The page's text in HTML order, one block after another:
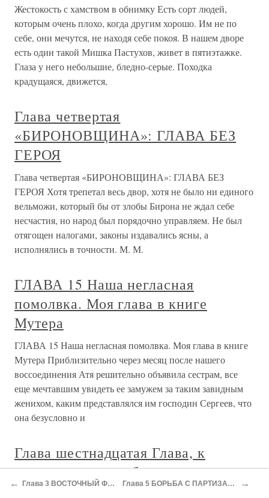
Жестокость с хамством в обнимку Есть сорт людей,
которым очень плохо, когда другим хорошо. Им не по
себе, они мечутся, не находя себе покоя. В нашем дворе
есть один такой Мишка Пастухов, живет в пятиэтажке.
Глаза у него небольшие, бледно-серые. Походка
крадущаяся, движется,
Глава четвертая
«БИРОНОВЩИНА»: ГЛАВА БЕЗ
ГЕРОЯ
Глава четвертая «БИРОНОВЩИНА»: ГЛАВА БЕЗ
ГЕРОЯ Хотя трепетал весь двор, хотя не было ни единого
вельможи, который бы от злобы Бирона не ждал себе
несчастия, но народ был порядочно управляем. Не был
отягощен налогами, законы издавались ясны, а
исполнялись в точности. М. М.
ГЛАВА 15 Наша негласная
помолвка. Моя глава в книге
Мутера
ГЛАВА 15 Наша негласная помолвка. Моя глава в книге
Мутера Приблизительно через месяц после нашего
воссоединения Атя решительно объявила сестрам, все
еще мечтавшим увидеть ее замужем за таким завидным
женихом, каким представлялся им господин Сергеев, что
она безусловно и
Глава шестнадцатая Глава, к
предыдущим как будто никакого
отношения не имеющая
← Глава 3 ВОСТОЧНЫЙ ФРОНТ Глава 5 БОРЬБА С ПАРТИЗАНАМИ →